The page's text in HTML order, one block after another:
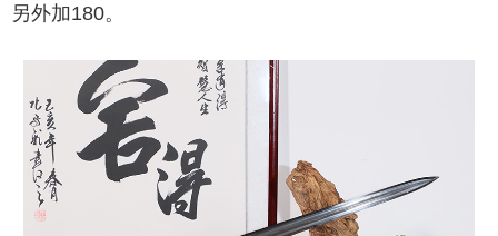
另外加180。